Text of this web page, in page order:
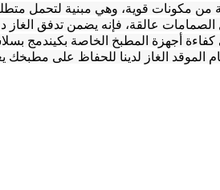
مكونات قوية، وهي مبنية لتحمل
عالقة، فإنه يضمن تدفق الغاز
أجهزة المطبخ الخاصة بكيندمج
الموقد الغاز لدينا للحفاظ على مطبخك